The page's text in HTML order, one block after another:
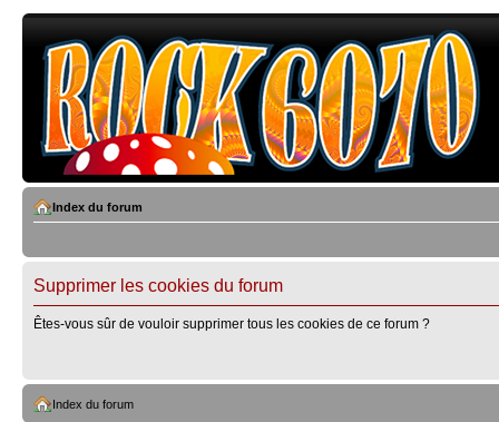
Index du forum
Supprimer les cookies du forum
Êtes-vous sûr de vouloir supprimer tous les cookies de ce forum ?
Index du forum